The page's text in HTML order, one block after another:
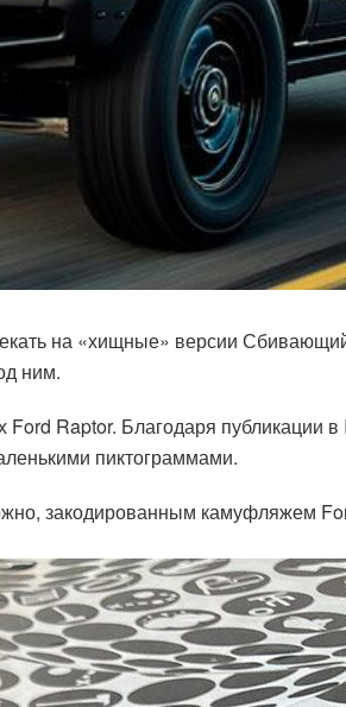
на «хищные» версии
ним.
Raptor. Благодаря
пиктограммами.
закодированным камуфляжем